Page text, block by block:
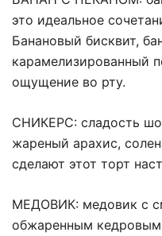
это идеальное
Банановый бисквит,
карамелизированный
ощущение во рту.
СНИКЕРС: сладость
жареный арахис,
сделают этот торт
МЕДОВИК: медовик с
обжаренным